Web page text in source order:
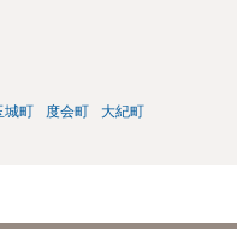
城町 度会町
大紀町